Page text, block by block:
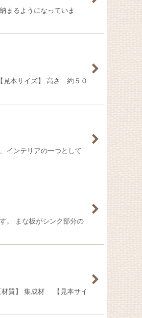
まるようになっていま
見本サイズ】 高さ 約５０
インテリアの一つとして
。 まな板がシンク部分の
材質】 集成材 【見本サイ